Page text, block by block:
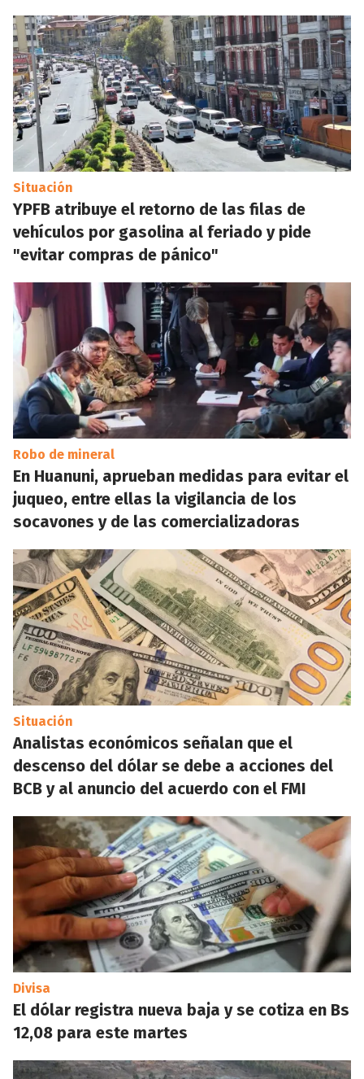
Situación
YPFB atribuye el retorno de las filas de
vehículos por gasolina al feriado y pide
"evitar compras de pánico"
Robo de mineral
En Huanuni, aprueban medidas para evitar el
juqueo, entre ellas la vigilancia de los
socavones y de las comercializadoras
Situación
Analistas económicos señalan que el
descenso del dólar se debe a acciones del
BCB y al anuncio del acuerdo con el FMI
Divisa
El dólar registra nueva baja y se cotiza en Bs
12,08 para este martes